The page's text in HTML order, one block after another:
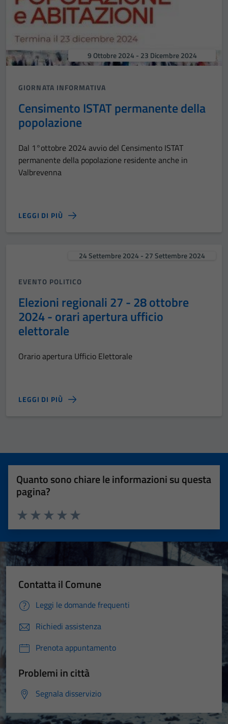
9 Ottobre 2024 - 23 Dicembre 2024
GIORNATA INFORMATIVA
Censimento ISTAT permanente della
popolazione
Dal 1°ottobre 2024 avvio del Censimento ISTAT
permanente della popolazione residente anche in
Valbrevenna
LEGGI DI PIÙ
24 Settembre 2024 - 27 Settembre 2024
EVENTO POLITICO
Elezioni regionali 27 - 28 ottobre
2024 - orari apertura ufficio
elettorale
Orario apertura Ufficio Elettorale
LEGGI DI PIÙ
Quanto sono chiare le informazioni su questa
pagina?
Valuta 5 stelle su 5
Valuta 4 stelle su 5
Valuta 3 stelle su 5
Valuta 2 stelle su 5
Valuta 1 stelle su 5
Contatta il Comune
Leggi le domande frequenti
Richiedi assistenza
Prenota appuntamento
Problemi in città
Segnala disservizio